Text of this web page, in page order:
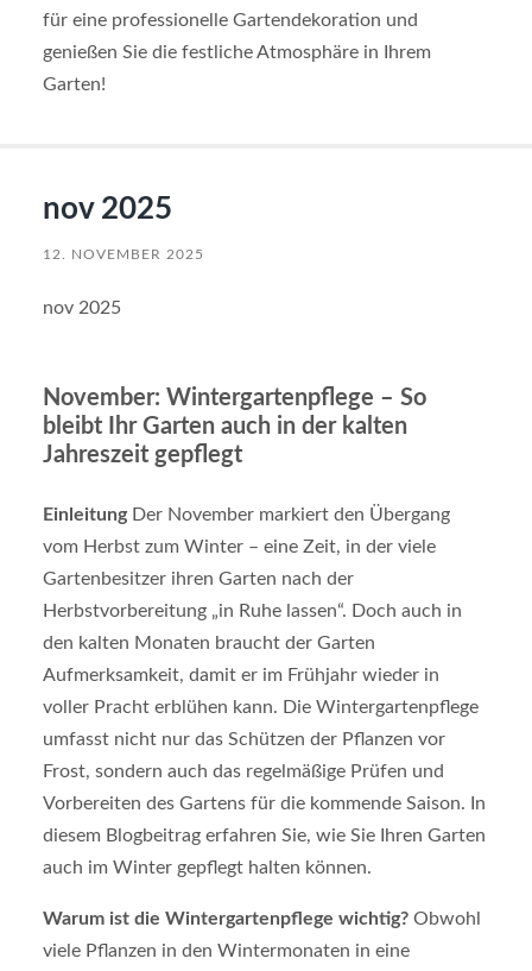
für eine professionelle Gartendekoration und
genießen Sie die festliche Atmosphäre in Ihrem
Garten!
nov 2025
12. NOVEMBER 2025
nov 2025
November: Wintergartenpflege – So
bleibt Ihr Garten auch in der kalten
Jahreszeit gepflegt
EinleitungDer November markiert den Übergang
vom Herbst zum Winter – eine Zeit, in der viele
Gartenbesitzer ihren Garten nach der
Herbstvorbereitung „in Ruhe lassen“. Doch auch in
den kalten Monaten braucht der Garten
Aufmerksamkeit, damit er im Frühjahr wieder in
voller Pracht erblühen kann. Die Wintergartenpflege
umfasst nicht nur das Schützen der Pflanzen vor
Frost, sondern auch das regelmäßige Prüfen und
Vorbereiten des Gartens für die kommende Saison. In
diesem Blogbeitrag erfahren Sie, wie Sie Ihren Garten
auch im Winter gepflegt halten können.
Warum ist die Wintergartenpflege wichtig?Obwohl
viele Pflanzen in den Wintermonaten in eine